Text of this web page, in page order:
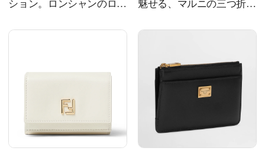
ション。ロンシャンのロン
魅せる、マルニの三つ折り